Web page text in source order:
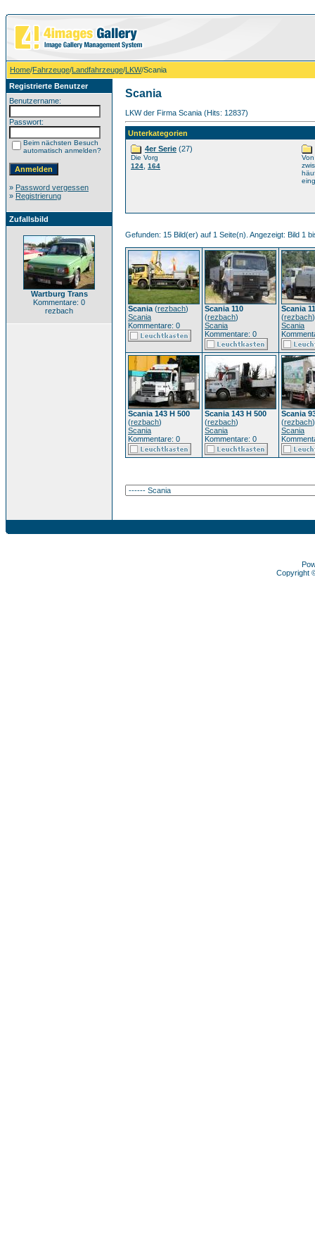
Home/Fahrzeuge/Landfahrzeuge/LKW/Scania
Registrierte Benutzer
Benutzername:
Passwort:
Beim nächsten Besuch
automatisch anmelden?
» Password vergessen
» Registrierung
Zufallsbild
Wartburg Trans
Kommentare: 0
rezbach
Scania
LKW der Firma Scania (Hits: 12837)
Unterkategorien
4er Serie (27)
Die Vorg
124 164
Gefunden: 15 Bild(er) auf 1 Seite(n). Angezeigt: Bild 1
Scania (rezbach)
Scania
Kommentare: 0
Scania 110
(rezbach)
Scania
Kommentare: 0
Scania
(rezbach)
Scania
Scania 143 H 500
(rezbach)
Scania
Kommentare: 0
Scania 143 H 500
(rezbach)
Scania
Kommentare: 0
Scania
(rezbach)
Scania
Copyright